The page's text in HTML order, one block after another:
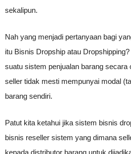
sekalipun.
Nah yang menjadi pertanyaan bagi
itu Bisnis Dropship atau
suatu sistem penjualan barang secara
seller tidak mesti mempunyai modal
barang sendiri.
Patut kita ketahui jika sistem bisnis
bisnis reseller sistem yang dimana
kepada distributor barang untuk